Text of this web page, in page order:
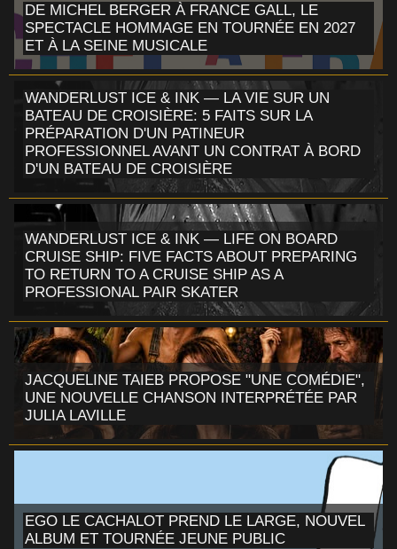
DE MICHEL BERGER À FRANCE GALL, LE
SPECTACLE HOMMAGE EN TOURNÉE EN 2027
ET À LA SEINE MUSICALE
WANDERLUST ICE & INK — LA VIE SUR UN
BATEAU DE CROISIÈRE: 5 FAITS SUR LA
PRÉPARATION D'UN PATINEUR
PROFESSIONNEL AVANT UN CONTRAT À BORD
D'UN BATEAU DE CROISIÈRE
WANDERLUST ICE & INK — LIFE ON BOARD
CRUISE SHIP: FIVE FACTS ABOUT PREPARING
TO RETURN TO A CRUISE SHIP AS A
PROFESSIONAL PAIR SKATER
JACQUELINE TAIEB PROPOSE "UNE COMÉDIE",
UNE NOUVELLE CHANSON INTERPRÉTÉE PAR
JULIA LAVILLE
EGO LE CACHALOT PREND LE LARGE, NOUVEL
ALBUM ET TOURNÉE JEUNE PUBLIC